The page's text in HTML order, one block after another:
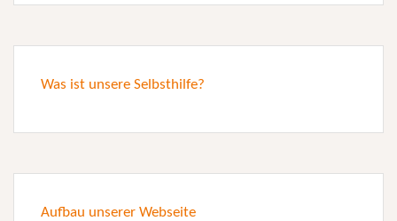
Was ist unsere Selbsthilfe?
Aufbau unserer Webseite